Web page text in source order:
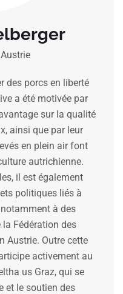
des porcs en liberté
a été motivée par
sur la qualité
ainsi que par leur
en plein air font
autrichienne.
il est également
politiques liés à
à des
Fédération des
Austrie. Outre cette
activement au
us Graz, qui se
et le soutien des